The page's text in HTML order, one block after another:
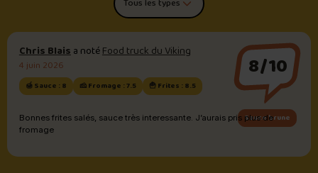
Chris Blaisa notéFood truck du Viking
4 juin 2026
🍯 Sauce : 8 🧀 Fromage : 7.5 🍟 Frites : 8.5
8/10
Sauce brune
Bonnes frites salés, sauce très interessante. J’aurais pris plus de
fromage